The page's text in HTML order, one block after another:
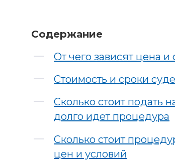
Содержание
От чего зависят цена
Стоимость и сроки
Сколько стоит подать
долго идет процедура
Сколько стоит
цен и условий